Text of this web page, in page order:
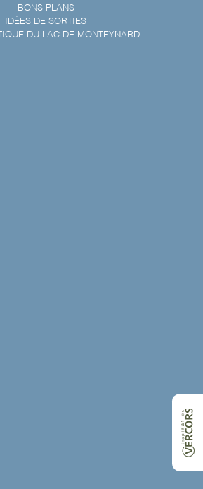
BONS PLANS
IDÉES DE SORTIES
DU LAC DE MONTEYNARD